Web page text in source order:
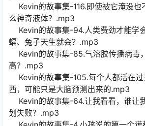
Kevin的故事集-116.即使被它淹没也
么神奇液体？.mp3
Kevin的故事集-94.人类费劲才能学
蝠、兔子天生就会？.mp3
Kevin的故事集-85.气溶胶传播病毒
高？.mp3
Kevin的故事集-105.每个人都活在过
西，可能只是大脑预测出来的.mp3
Kevin的故事集-64.让我看看，谁让
划失败？.mp3